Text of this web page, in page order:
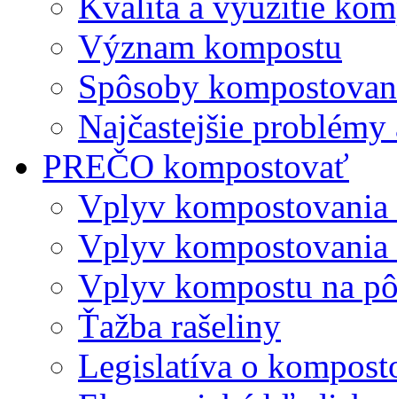
Význam kompostu
Spôsoby
Najčastejšie problémy
PREČO kompostovať
Vplyv kompostovania
Vplyv
Vplyv kompostu na
Ťažba rašeliny
Legislatíva o